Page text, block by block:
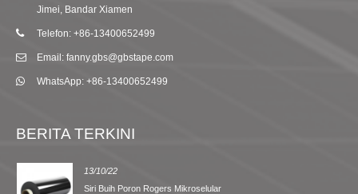
Jimei, Bandar Xiamen
Telefon: +86-13400652499
Email: fanny.gbs@gbstape.com
WhatsApp: +86-13400652499
BERITA TERKINI
13/10/22
Siri Buih Poron Rogers Mikroselular